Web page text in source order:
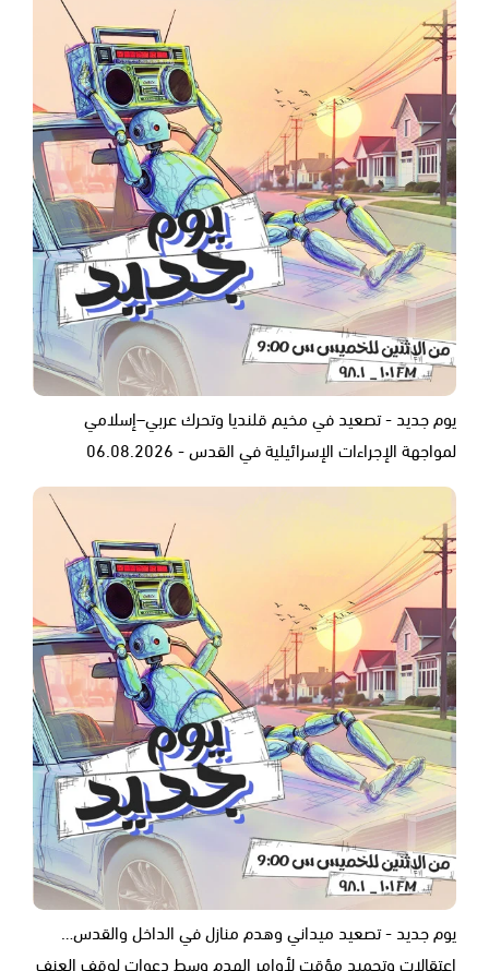
يوم جديد - تصعيد في مخيم قلنديا وتحرك عربي–إسلامي
لمواجهة الإجراءات الإسرائيلية في القدس - 06.08.2026
يوم جديد - تصعيد ميداني وهدم منازل في الداخل والقدس…
اعتقالات وتجميد مؤقت لأوامر الهدم وسط دعوات لوقف العنف